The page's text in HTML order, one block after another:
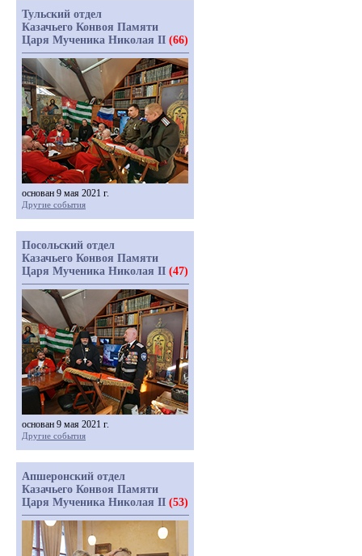
Тульский отдел
Казачьего Конвоя Памяти
Царя Мученика Николая II (66)
основан 9 мая 2021 г.
Другие события
Посольский отдел
Казачьего Конвоя Памяти
Царя Мученика Николая II (47)
основан 9 мая 2021 г.
Другие события
Апшеронский отдел
Казачьего Конвоя Памяти
Царя Мученика Николая II (53)